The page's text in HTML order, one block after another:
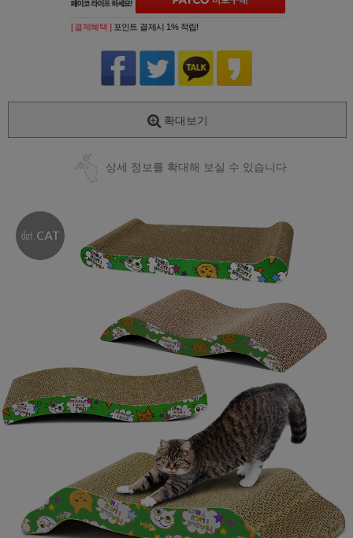
페이코 ID로
PAYCO 바로
[ 결제혜택 ] 포인트 결제시 1% 적립!
확대보기
상세 정보를 확대해 보실 수 있습니다